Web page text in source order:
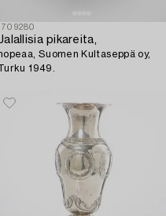
pikareita,
hopeaa, Suomen Kultaseppä oy,
1949.